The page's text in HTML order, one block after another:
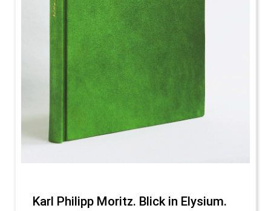
Karl Philipp Moritz. Blick in Elysium.